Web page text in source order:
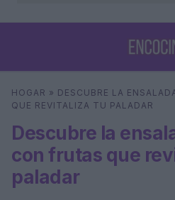
Buscar
HOGAR » DESCUBRE LA
QUE REVITALIZA TU PALADAR
Descubre la
con frutas que
paladar